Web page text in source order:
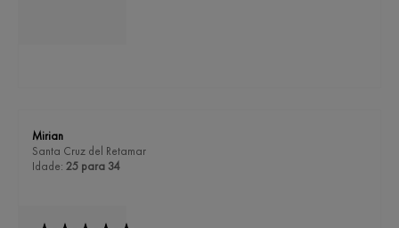
Mirian
Santa Cruz del Retamar
Idade: 25 para 34